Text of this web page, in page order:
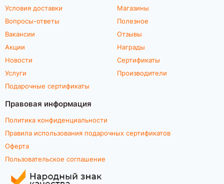
Условия доставки
Вопросы-ответы
Вакансии
Акции
Новости
Услуги
Подарочные сертификаты
Магазины
Полезное
Отзывы
Награды
Сертификаты
Производители
Правовая информация
Политика конфиденциальности
Правила использования подарочных сертификатов
Оферта
Пользовательское соглашение